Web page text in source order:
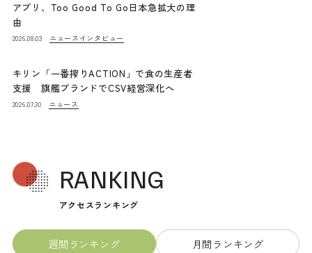
アプリ、Too Good To Go日本急拡大の理
由
2026.08.03 ニュース インタビュー
キリン「一番搾りACTION」で食の生産者
支援 旗艦ブランドでCSV経営深化へ
2026.07.30 ニュース
RANKING
アクセスランキング
週間ランキング 月間ランキング